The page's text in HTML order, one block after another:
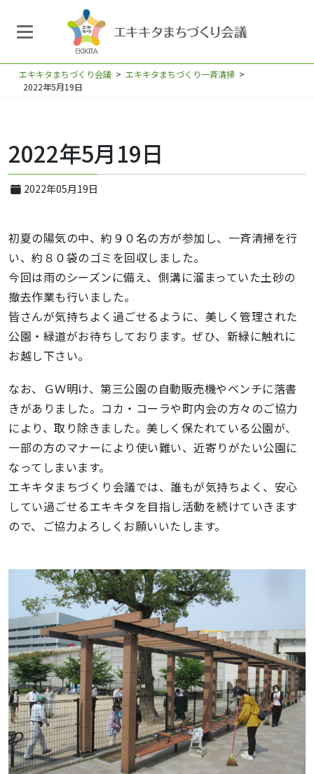
エキキタまちづくり会議 > エキキタまちづくり一斉清掃 >
2022年5月19日
2022年5月19日
2022年05月19日
初夏の陽気の中、約９０名の方が参加し、一斉清掃を行
い、約８０袋のゴミを回収しました。
今回は雨のシーズンに備え、側溝に溜まっていた土砂の
撤去作業も行いました。
皆さんが気持ちよく過ごせるように、美しく管理された
公園・緑道がお待ちしております。ぜひ、新緑に触れに
お越し下さい。
なお、ＧＷ明け、第三公園の自動販売機やベンチに落書
きがありました。コカ・コーラや町内会の方々のご協力
により、取り除きました。美しく保たれている公園が、
一部の方のマナーにより使い難い、近寄りがたい公園に
なってしまいます。
エキキタまちづくり会議では、誰もが気持ちよく、安心
してい過ごせるエキキタを目指し活動を続けていきます
ので、ご協力よろしくお願いいたします。